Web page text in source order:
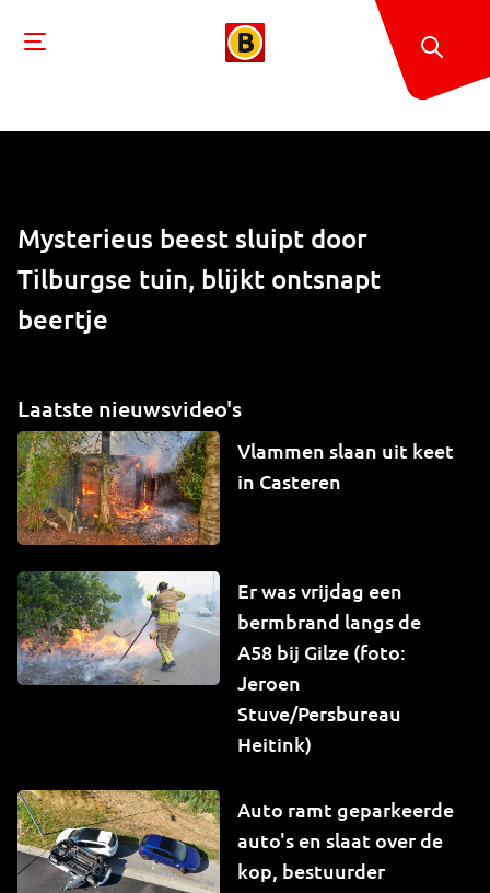
Mysterieus beest sluipt door
Tilburgse tuin, blijkt ontsnapt
beertje
Laatste nieuwsvideo's
Vlammen slaan uit keet
in Casteren
Er was vrijdag een
bermbrand langs de
A58 bij Gilze (foto:
Jeroen
Stuve/Persbureau
Heitink)
Auto ramt geparkeerde
auto's en slaat over de
kop, bestuurder